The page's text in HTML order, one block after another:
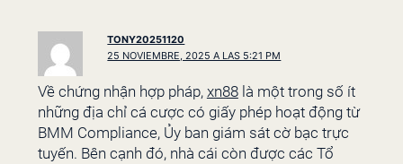
TONY20251120
25 NOVIEMBRE, 2025 A LAS 5:21 PM
Về chứng nhận hợp pháp, xn88là một trong số ít
những địa chỉ cá cược có giấy phép hoạt động từ
BMM Compliance, Ủy ban giám sát cờ bạc trực
tuyến. Bên cạnh đó, nhà cái còn được các Tổ